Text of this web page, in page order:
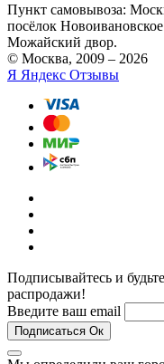
Пункт самовывоза:
посёлок
Можайский двор.
© Москва, 2009 – 2026
Я Яндекс Отзывы
Подписывайтесь и
распродажи!
Введите ваш email
Подписаться Ок